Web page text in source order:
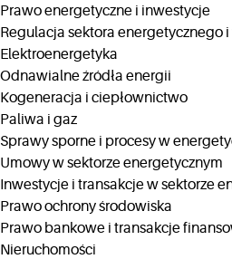
Prawo energetyczne i inwestycje
Regulacja sektora energetycznego
Elektroenergetyka
Odnawialne źródła energii
Kogeneracja i ciepłownictwo
Paliwa i gaz
Sprawy sporne i procesy w
Umowy w sektorze energetycznym
Inwestycje i transakcje w sektorze
Prawo ochrony środowiska
Prawo bankowe i transakcje
Nieruchomości